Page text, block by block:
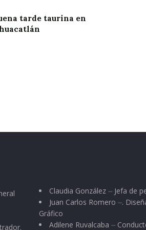
tarde taurina en
Claudia González ⏤ Jefa de
Juan Carlos Romero ⏤.
Gráfico
Adilene Ruvalcaba ⏤